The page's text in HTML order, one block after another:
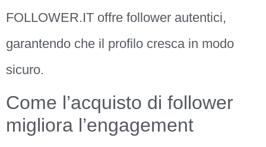
FOLLOWER.IT offre follower autentici,
garantendo che il profilo cresca in modo
sicuro.
Come l’acquisto di follower
migliora l’engagement